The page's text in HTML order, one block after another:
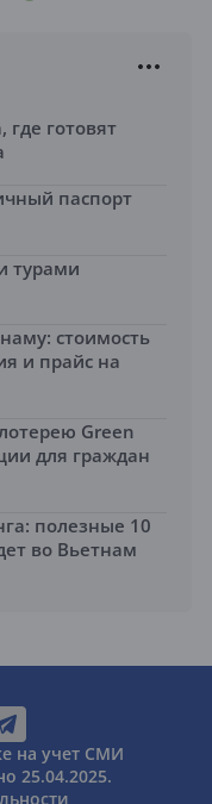
где готовят
паспорт
турами
стоимость
и прайс на
Green
для граждан
полезные 10
во Вьетнам
на учет СМИ
25.04.2025.